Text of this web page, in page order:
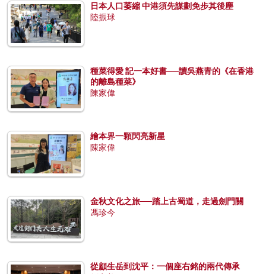
日本人口萎縮 中港須先謀劃免步其後塵
陸振球
種菜得愛 記一本好書──讀吳燕青的《在香港
的離島種菜》
陳家偉
繪本界一顆閃亮新星
陳家偉
金秋文化之旅──踏上古蜀道，走過劍門關
馮珍今
從顧生岳到沈平：一個座右銘的兩代傳承